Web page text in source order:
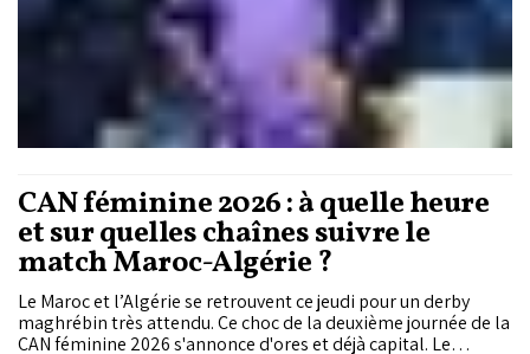
CAN féminine 2026 : à quelle heure
et sur quelles chaînes suivre le
match Maroc-Algérie ?
Le Maroc et l’Algérie se retrouvent ce jeudi pour un derby
maghrébin très attendu. Ce choc de la deuxième journée de la
CAN féminine 2026 s'annonce d'ores et déjà capital. Le